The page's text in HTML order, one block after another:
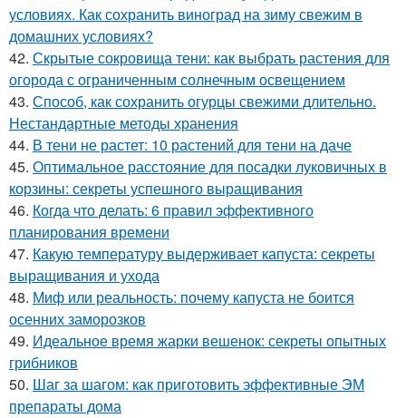
условиях. Как сохранить виноград на зиму свежим в
домашних условиях?
42. Скрытые сокровища тени: как выбрать растения для
огорода с ограниченным солнечным освещением
43. Способ, как сохранить огурцы свежими длительно.
Нестандартные методы хранения
44. В тени не растет: 10 растений для тени на даче
45. Оптимальное расстояние для посадки луковичных в
корзины: секреты успешного выращивания
46. Когда что делать: 6 правил эффективного
планирования времени
47. Какую температуру выдерживает капуста: секреты
выращивания и ухода
48. Миф или реальность: почему капуста не боится
осенних заморозков
49. Идеальное время жарки вешенок: секреты опытных
грибников
50. Шаг за шагом: как приготовить эффективные ЭМ
препараты дома